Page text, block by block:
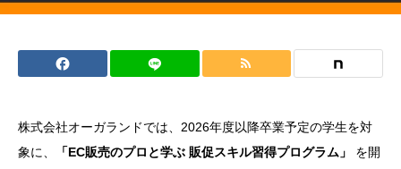
株式会社オーガランドでは、2026年度以降卒業予定の学生を対
象に、
「EC販売のプロと学ぶ 販促スキル習得プログラム」
を開